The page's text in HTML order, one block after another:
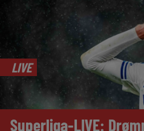
LIVE
Superliga-LIVE: